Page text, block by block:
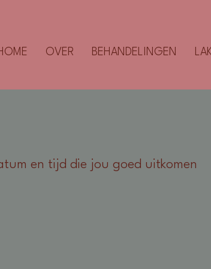
OVER BEHANDELINGEN
en tijd die jou goed uitkomen